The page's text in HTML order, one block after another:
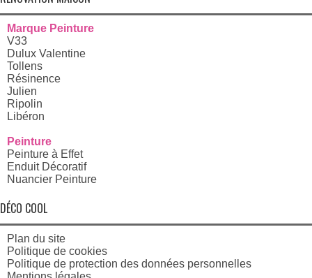
Marque Peinture
V33
Dulux Valentine
Tollens
Résinence
Julien
Ripolin
Libéron
Peinture
Peinture à Effet
Enduit Décoratif
Nuancier Peinture
DÉCO COOL
Plan du site
Politique de cookies
Politique de protection des données personnelles